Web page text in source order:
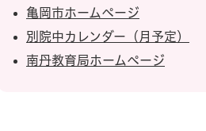
亀岡市ホームページ
別院中カレンダー（月予定）
南丹教育局ホームページ